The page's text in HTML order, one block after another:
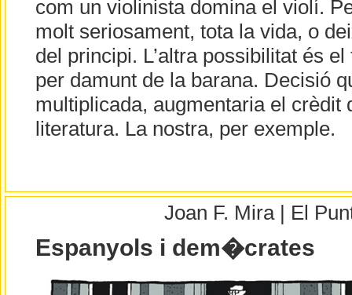
com un violinista domina el violí.
molt seriosament, tota la vida, o
del principi. L’altra possibilitat és
per damunt de la barana. Decisió
multiplicada, augmentaria el crèdit
literatura. La nostra, per exemple.
Joan F. Mira | El
Espanyols i dem�crates